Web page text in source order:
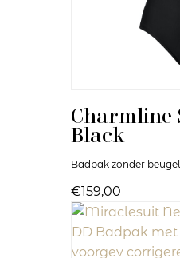
Charmline
Black
Badpak zonder
€159,00